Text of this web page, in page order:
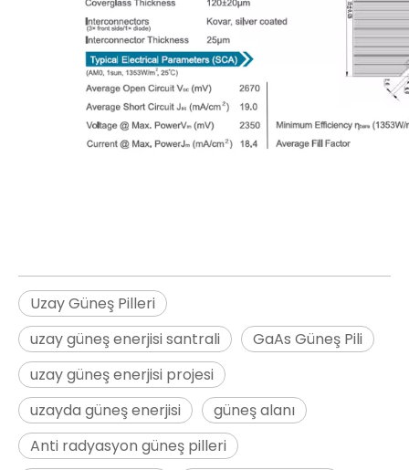
Uzay Güneş Pilleri
uzay güneş enerjisi santrali
GaAs Güneş Pili
uzay güneş enerjisi projesi
uzayda güneş enerjisi
güneş alanı
Anti radyasyon güneş pilleri